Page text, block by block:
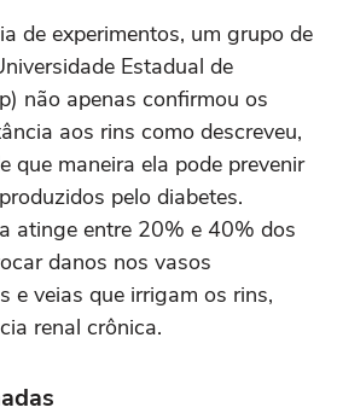
de experimentos, um grupo de
Estadual de
não apenas confirmou os
aos rins como descreveu,
que maneira ela pode prevenir
pelo diabetes.
atinge entre 20% e 40% dos
danos nos vasos
e veias que irrigam os rins,
renal crônica.